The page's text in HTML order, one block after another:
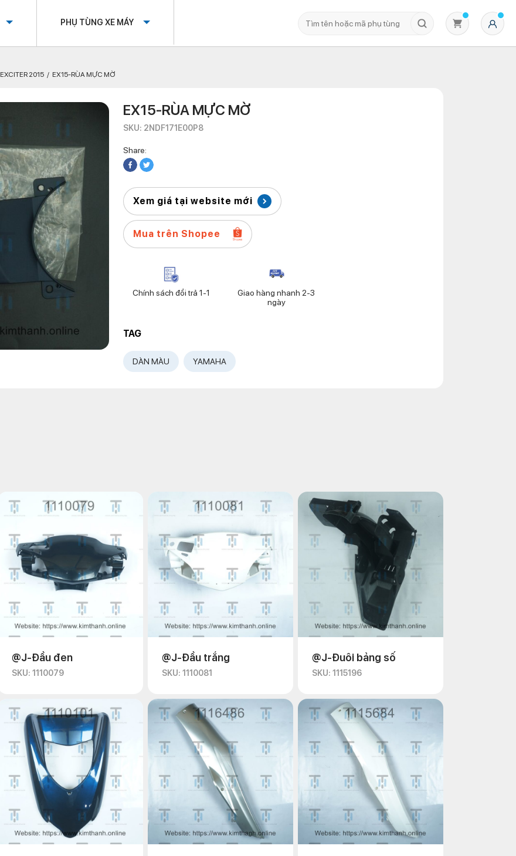
PHỤ TÙNG XE MÁY
EXCITER 2015 EX15-RÙA MỰC MỜ
EX15-RÙA MỰC MỜ
SKU: 2NDF171E00P8
Share:
Xem giá tại website mới
Mua trên Shopee
Chính sách đổi trả 1-1
Giao hàng nhanh 2-3
ngày
TAG
DÀN MÀU YAMAHA
@J-Đầu đen
SKU: 1110079
@J-Đầu trắng
SKU: 1110081
@J-Đuôi bảng số
SKU: 1115196